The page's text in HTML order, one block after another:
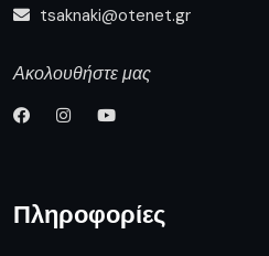
tsaknaki@otenet.gr
Ακολουθήστε μας
Πληροφορίες